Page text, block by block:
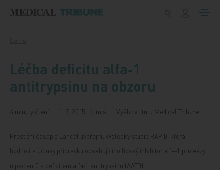
Léčba deficitu alfa‑1
antitrypsinu na obzoru
4 minuty čtení 1. 7. 2015 miš Vyšlo v titulu Medical Tribune
Prestižní časopis Lancet uveřejnil výsledky studie RAPID, která
hodnotila účinky přípravku obsahujícího lidský inhibitor alfa‑1 proteázy
u pacientů s deficitem alfa‑1 antitrypsinu (AATD).